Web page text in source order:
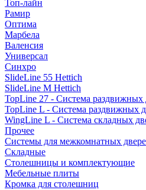
Топ-лайн
Рамир
Оптима
Марбела
Валенсия
Универсал
Синхро
SlideLine 55 Hettich
SlideLine M Hettich
TopLine 27 - Система раздвижных
TopLine L - Система раздвижных
WingLine L - Система складных
Прочее
Системы для межкомнатных
Складные
Столешницы и комплектующие
Мебельные плиты
Кромка для столешниц